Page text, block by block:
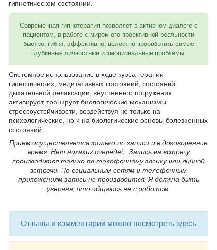
гипнотическом состоянии.
Современная гипнотерапия позволяет в активном диалоге с
пациентом, в работе с миром его проективной реальности
быстро, гибко, эффективно, целостно проработать самые
глубинные личностные и эмоциональные проблемы.
Системное использование в ходе курса терапии
гипнотических, медитативных состояний, состояний
дыхательной релаксации, внутреннего погружения
активирует, тренирует биологические механизмы
стрессоустойчивости, воздействуя не только на
психологические, но и на биологические основы болезненных
состояний.
Прием осуществляется только по записи и в договоренное
время. Нет никаких очередей. Запись на встречу
производится только по телефонному звонку или личной
встречи. По социальным сетям и телефонным
приложениям запись не производится. Я должна быть
уверена, что общаюсь не с роботом.
Отзывы и комментарии можно посмотреть здесь